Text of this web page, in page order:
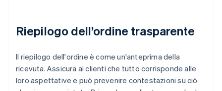
Riepilogo dell’ordine trasparente
Il riepilogo dell'ordine è come un'anteprima della
ricevuta. Assicura ai clienti che tutto corrisponde alle
loro aspettative e può prevenire contestazioni su ciò